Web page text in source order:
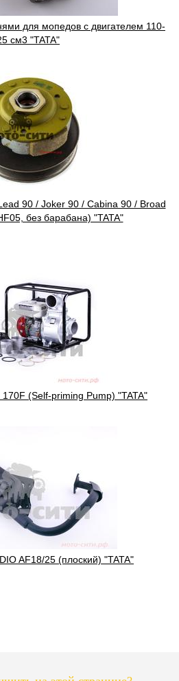
для мопедов с двигателем 110-
см3 "TATA"
90 / Joker 90 / Cabina 90 / Broad
без барабана) "TATA"
(Self-priming Pump) "TATA"
AF18/25 (плоский) "TATA"